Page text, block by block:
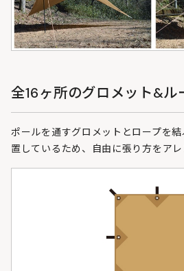
全16ヶ所のグロメット&ル
ポールを通すグロメットとロープを
置しているため、自由に張り方をアレ